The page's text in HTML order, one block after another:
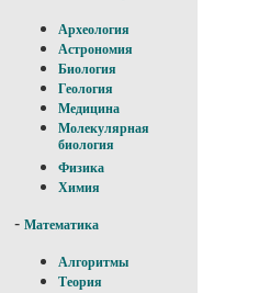
Археология
Астрономия
Биология
Геология
Медицина
Молекулярная
биология
Физика
Химия
- Математика
Алгоритмы
Теория